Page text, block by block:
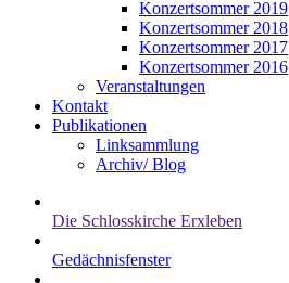
Konzertsommer 2019
Konzertsommer 2018
Konzertsommer 2017
Konzertsommer 2016
Veranstaltungen
Kontakt
Publikationen
Linksammlung
Archiv/ Blog
Die Schlosskirche Erxleben
Gedächnisfenster